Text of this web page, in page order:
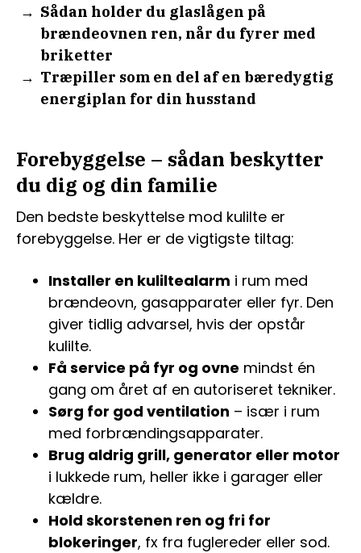
Sådan holder du glaslågen på
brændeovnen ren, når du fyrer med
briketter
Træpiller som en del af en bæredygtig
energiplan for din husstand
Forebyggelse – sådan beskytter
du dig og din familie
Den bedste beskyttelse mod kulilte er
forebyggelse. Her er de vigtigste tiltag:
Installer en kuliltealarm i rum med
brændeovn, gasapparater eller fyr. Den
giver tidlig advarsel, hvis der opstår
kulilte.
Få service på fyr og ovne mindst én
gang om året af en autoriseret tekniker.
Sørg for god ventilation – især i rum
med forbrændingsapparater.
Brug aldrig grill, generator eller motor
i lukkede rum, heller ikke i garager eller
kældre.
Hold skorstenen ren og fri for
blokeringer, fx fra fuglereder eller sod.